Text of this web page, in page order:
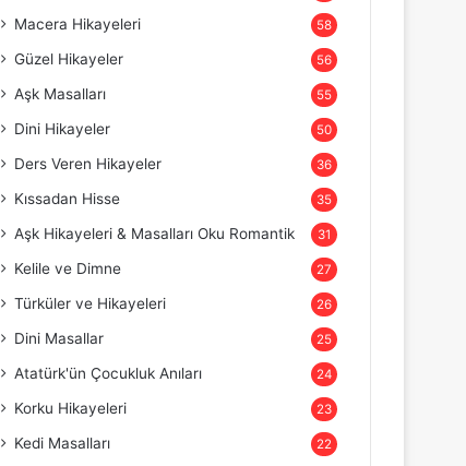
Macera Hikayeleri 58
Güzel Hikayeler 56
Aşk Masalları 55
Dini Hikayeler 50
Ders Veren Hikayeler 36
Kıssadan Hisse 35
Aşk Hikayeleri & Masalları Oku Romantik 31
Kelile ve Dimne 27
Türküler ve Hikayeleri 26
Dini Masallar 25
Atatürk'ün Çocukluk Anıları 24
Korku Hikayeleri 23
Kedi Masalları 22